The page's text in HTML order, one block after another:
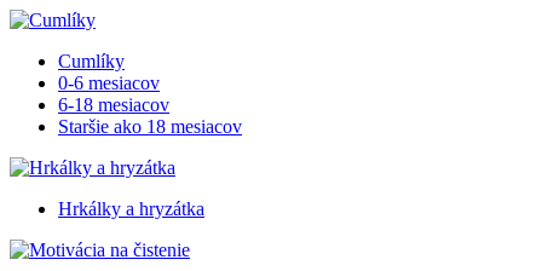
Cumlíky
0-6 mesiacov
6-18 mesiacov
Staršie ako 18 mesiacov
Hrkálky a hryzátka